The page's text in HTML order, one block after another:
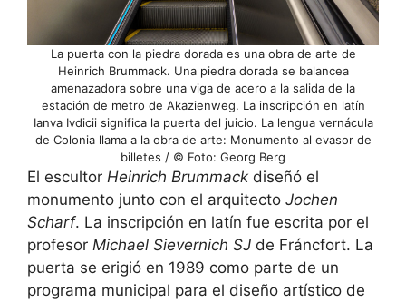
La puerta con la piedra dorada es una obra de arte de
Heinrich Brummack. Una piedra dorada se balancea
amenazadora sobre una viga de acero a la salida de la
estación de metro de Akazienweg. La inscripción en latín
Ianva Ivdicii significa la puerta del juicio. La lengua vernácula
de Colonia llama a la obra de arte: Monumento al evasor de
billetes / © Foto: Georg Berg
El escultor Heinrich Brummack diseñó el
monumento junto con el arquitecto Jochen
Scharf. La inscripción en latín fue escrita por el
profesor Michael Sievernich SJ de Fráncfort. La
puerta se erigió en 1989 como parte de un
programa municipal para el diseño artístico de